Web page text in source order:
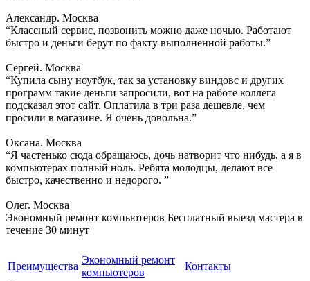
Александр. Москва
“Классный сервис, позвонить можно даже ночью. Работают
быстро и деньги берут по факту выполненной работы.”
Сергей. Москва
“Купила сыну ноутбук, так за установку виндовс и других
программ такие деньги запросили, вот на работе коллега
подсказал этот сайт. Оплатила в три раза дешевле, чем
просили в магазине. Я очень довольна.”
Оксана. Москва
“Я частенько сюда обращаюсь, дочь натворит что нибудь, а я в
компьютерах полный ноль. Ребята молодцы, делают все
быстро, качественно и недорого. ”
Олег. Москва
Экономный ремонт компьютеров Бесплатный выезд мастера в
течение 30 минут
Преимущества
Экономный ремонт
компьютеров
Контакты